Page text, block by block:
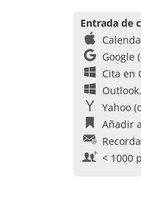
Entrada de
Google
Cita en
Yahoo
Añadir
< 1000